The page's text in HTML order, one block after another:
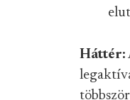
Háttér: